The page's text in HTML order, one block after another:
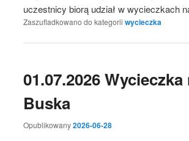
uczestnicy biorą udział w wycieczkach
Zaszufladkowano do kategorii wycieczka
01.07.2026
Buska
Opublikowany2026-06-28